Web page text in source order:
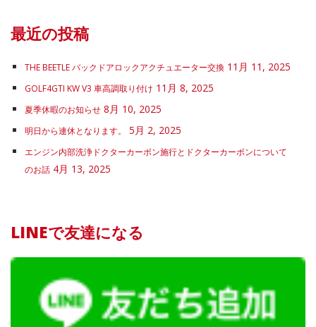
最近の投稿
THE BEETLE バックドアロックアクチュエーター交換 11月 11, 2025
GOLF4GTI KW V3 車高調取り付け 11月 8, 2025
夏季休暇のお知らせ 8月 10, 2025
明日から連休となります。 5月 2, 2025
エンジン内部洗浄ドクターカーボン施行とドクターカーボンについて
のお話 4月 13, 2025
LINEで友達になる